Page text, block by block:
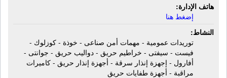
هاتف الإدارة:
إضغط هنا
النشاط:
توريدات عمومية - مهمات أمن صناعى - خوذة - كوزلوك -
فيست - سيفتى - خراطيم حريق - دواليب حريق - جوانتى -
أفارول - إجهزة إنذار سرقة - أجهزة إنذار حريق - كاميرات
مراقبة - أجهزة طفايات حريق